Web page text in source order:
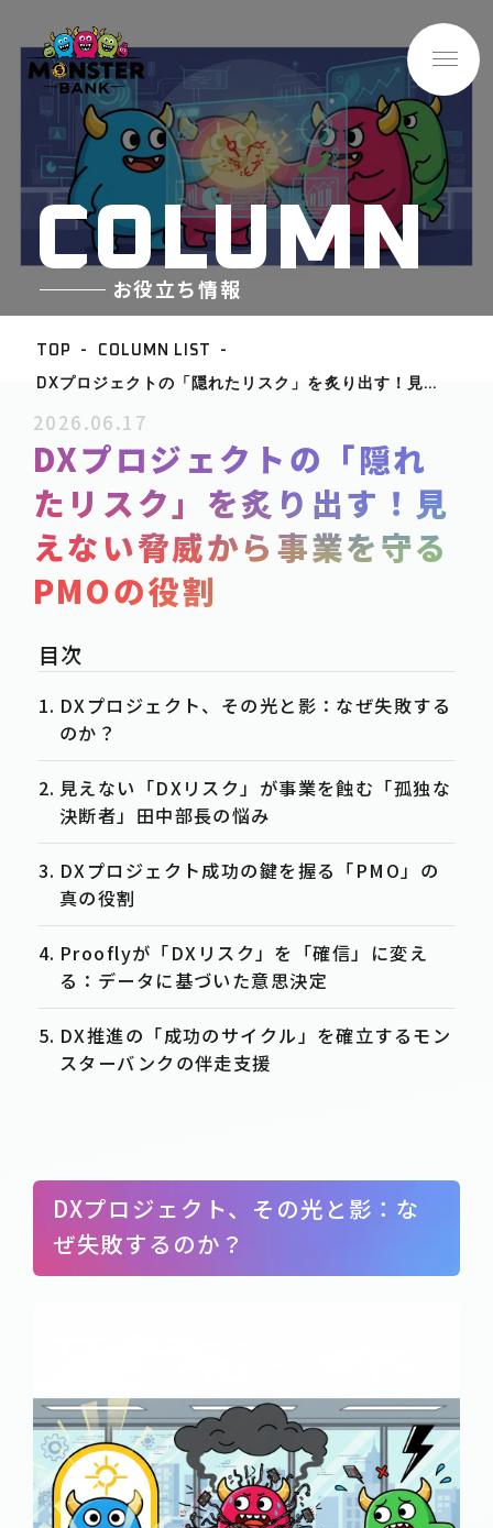
ABOUT-企業情報
SERVICE -サービス
POST
CASE -事例紹介
WHITE-PAPER
COLUMN
ACTION
DOWNLOAD-資料請求
RECRUIT-求人情報
PRIVACY POLICY
COLUMN
お役立ち情報
TOP COLUMN LIST
DXプロジェクトの「隠れたリスク」を炙り出す！見え
DXプロジェクト、その光と影：な
ぜ失敗するのか？
2026.06.17
DXプロジェクトの「隠れ
たリスク」を炙り出す！見
えない脅威から事業を守る
PMOの役割
DXプロジェクト、その光と影：なぜ失敗する
のか？
見えない「DXリスク」が事業を蝕む「孤独な
決断者」田中部長の悩み
DXプロジェクト成功の鍵を握る「PMO」の
真の役割
Prooflyが「DXリスク」を「確信」に変え
る：データに基づいた意思決定
DX推進の「成功のサイクル」を確立するモン
スターバンクの伴走支援